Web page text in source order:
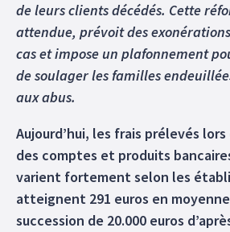
de leurs clients décédés. Cette
attendue, prévoit des
cas et impose un plafonnement
de soulager les familles
aux abus.
Aujourd’hui, les frais prélevés
des comptes et produits
varient fortement selon les
atteignent 291 euros en
succession de 20.000 euros